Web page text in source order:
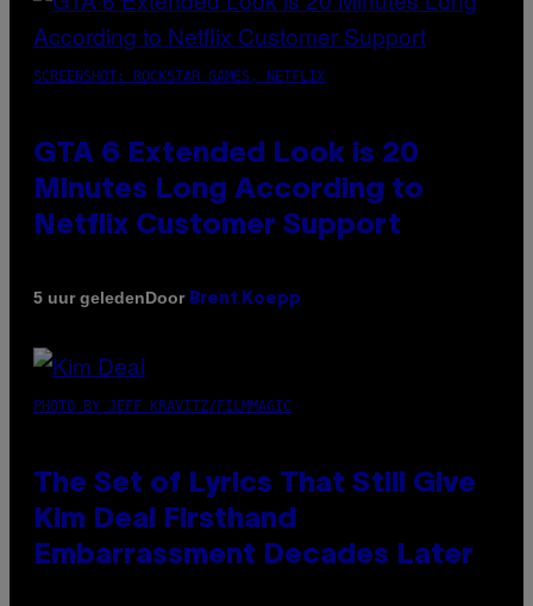
SCREENSHOT: ROCKSTAR GAMES, NETFLIX
GTA 6 Extended Look is 20
Minutes Long According to
Netflix Customer Support
5 uur geledenDoor Brent Koepp
PHOTO BY JEFF KRAVITZ/FILMMAGIC
The Set of Lyrics That Still Give
Kim Deal Firsthand
Embarrassment Decades Later